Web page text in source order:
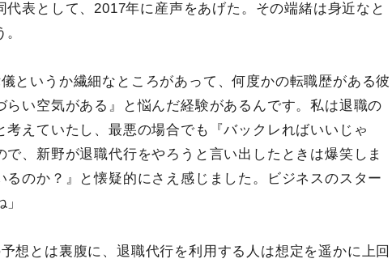
代表として、2017年に産声をあげた。その端緒は身近なと
というか繊細なところがあって、何度かの転職歴がある彼
らい空気がある』と悩んだ経験があるんです。私は退職の
考えていたし、最悪の場合でも『バックレればいいじゃ
、新野が退職代行をやろうと言い出したときは爆笑しま
るのか？』と懐疑的にさえ感じました。ビジネスのスター
想とは裏腹に、退職代行を利用する人は想定を遥かに上回